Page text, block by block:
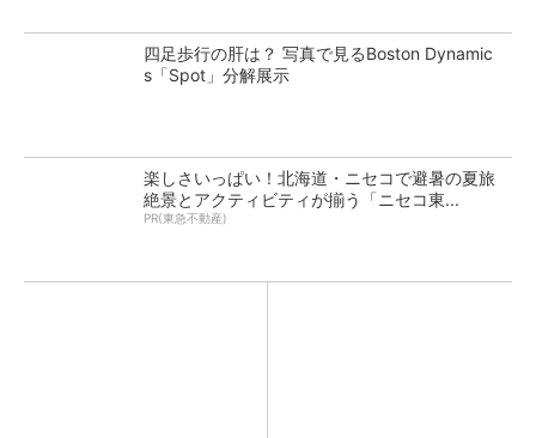
四足歩行の肝は？ 写真で見るBoston Dynamic
s「Spot」分解展示
楽しさいっぱい！北海道・ニセコで避暑の夏旅
絶景とアクティビティが揃う「ニセコ東...
PR(東急不動産)